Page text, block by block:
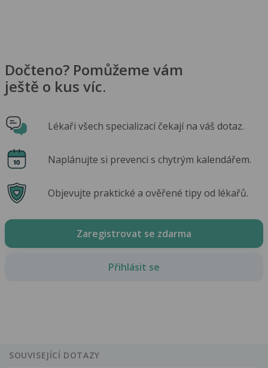
Dočteno? Pomůžeme vám
ještě o kus víc.
Lékaři všech specializací čekají na váš dotaz.
Naplánujte si prevenci s chytrým kalendářem.
Objevujte praktické a ověřené tipy od lékařů.
Zaregistrovat se zdarma
Přihlásit se
SOUVISEJÍCÍ DOTAZY